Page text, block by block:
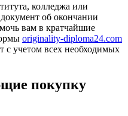
колледжа или
об окончании
вам в кратчайшие
originality-diploma24.com
с учетом всех необходимых
покупку